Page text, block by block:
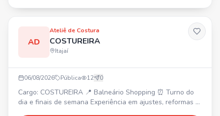
AD
Ateliê de Costura
COSTUREIRA
Itajaí
06/08/2026 Pública 12 0
Cargo: COSTUREIRA 📍 Balneário Shopping ⏰ Turno do
dia e finais de semana Experiência em ajustes, reformas e